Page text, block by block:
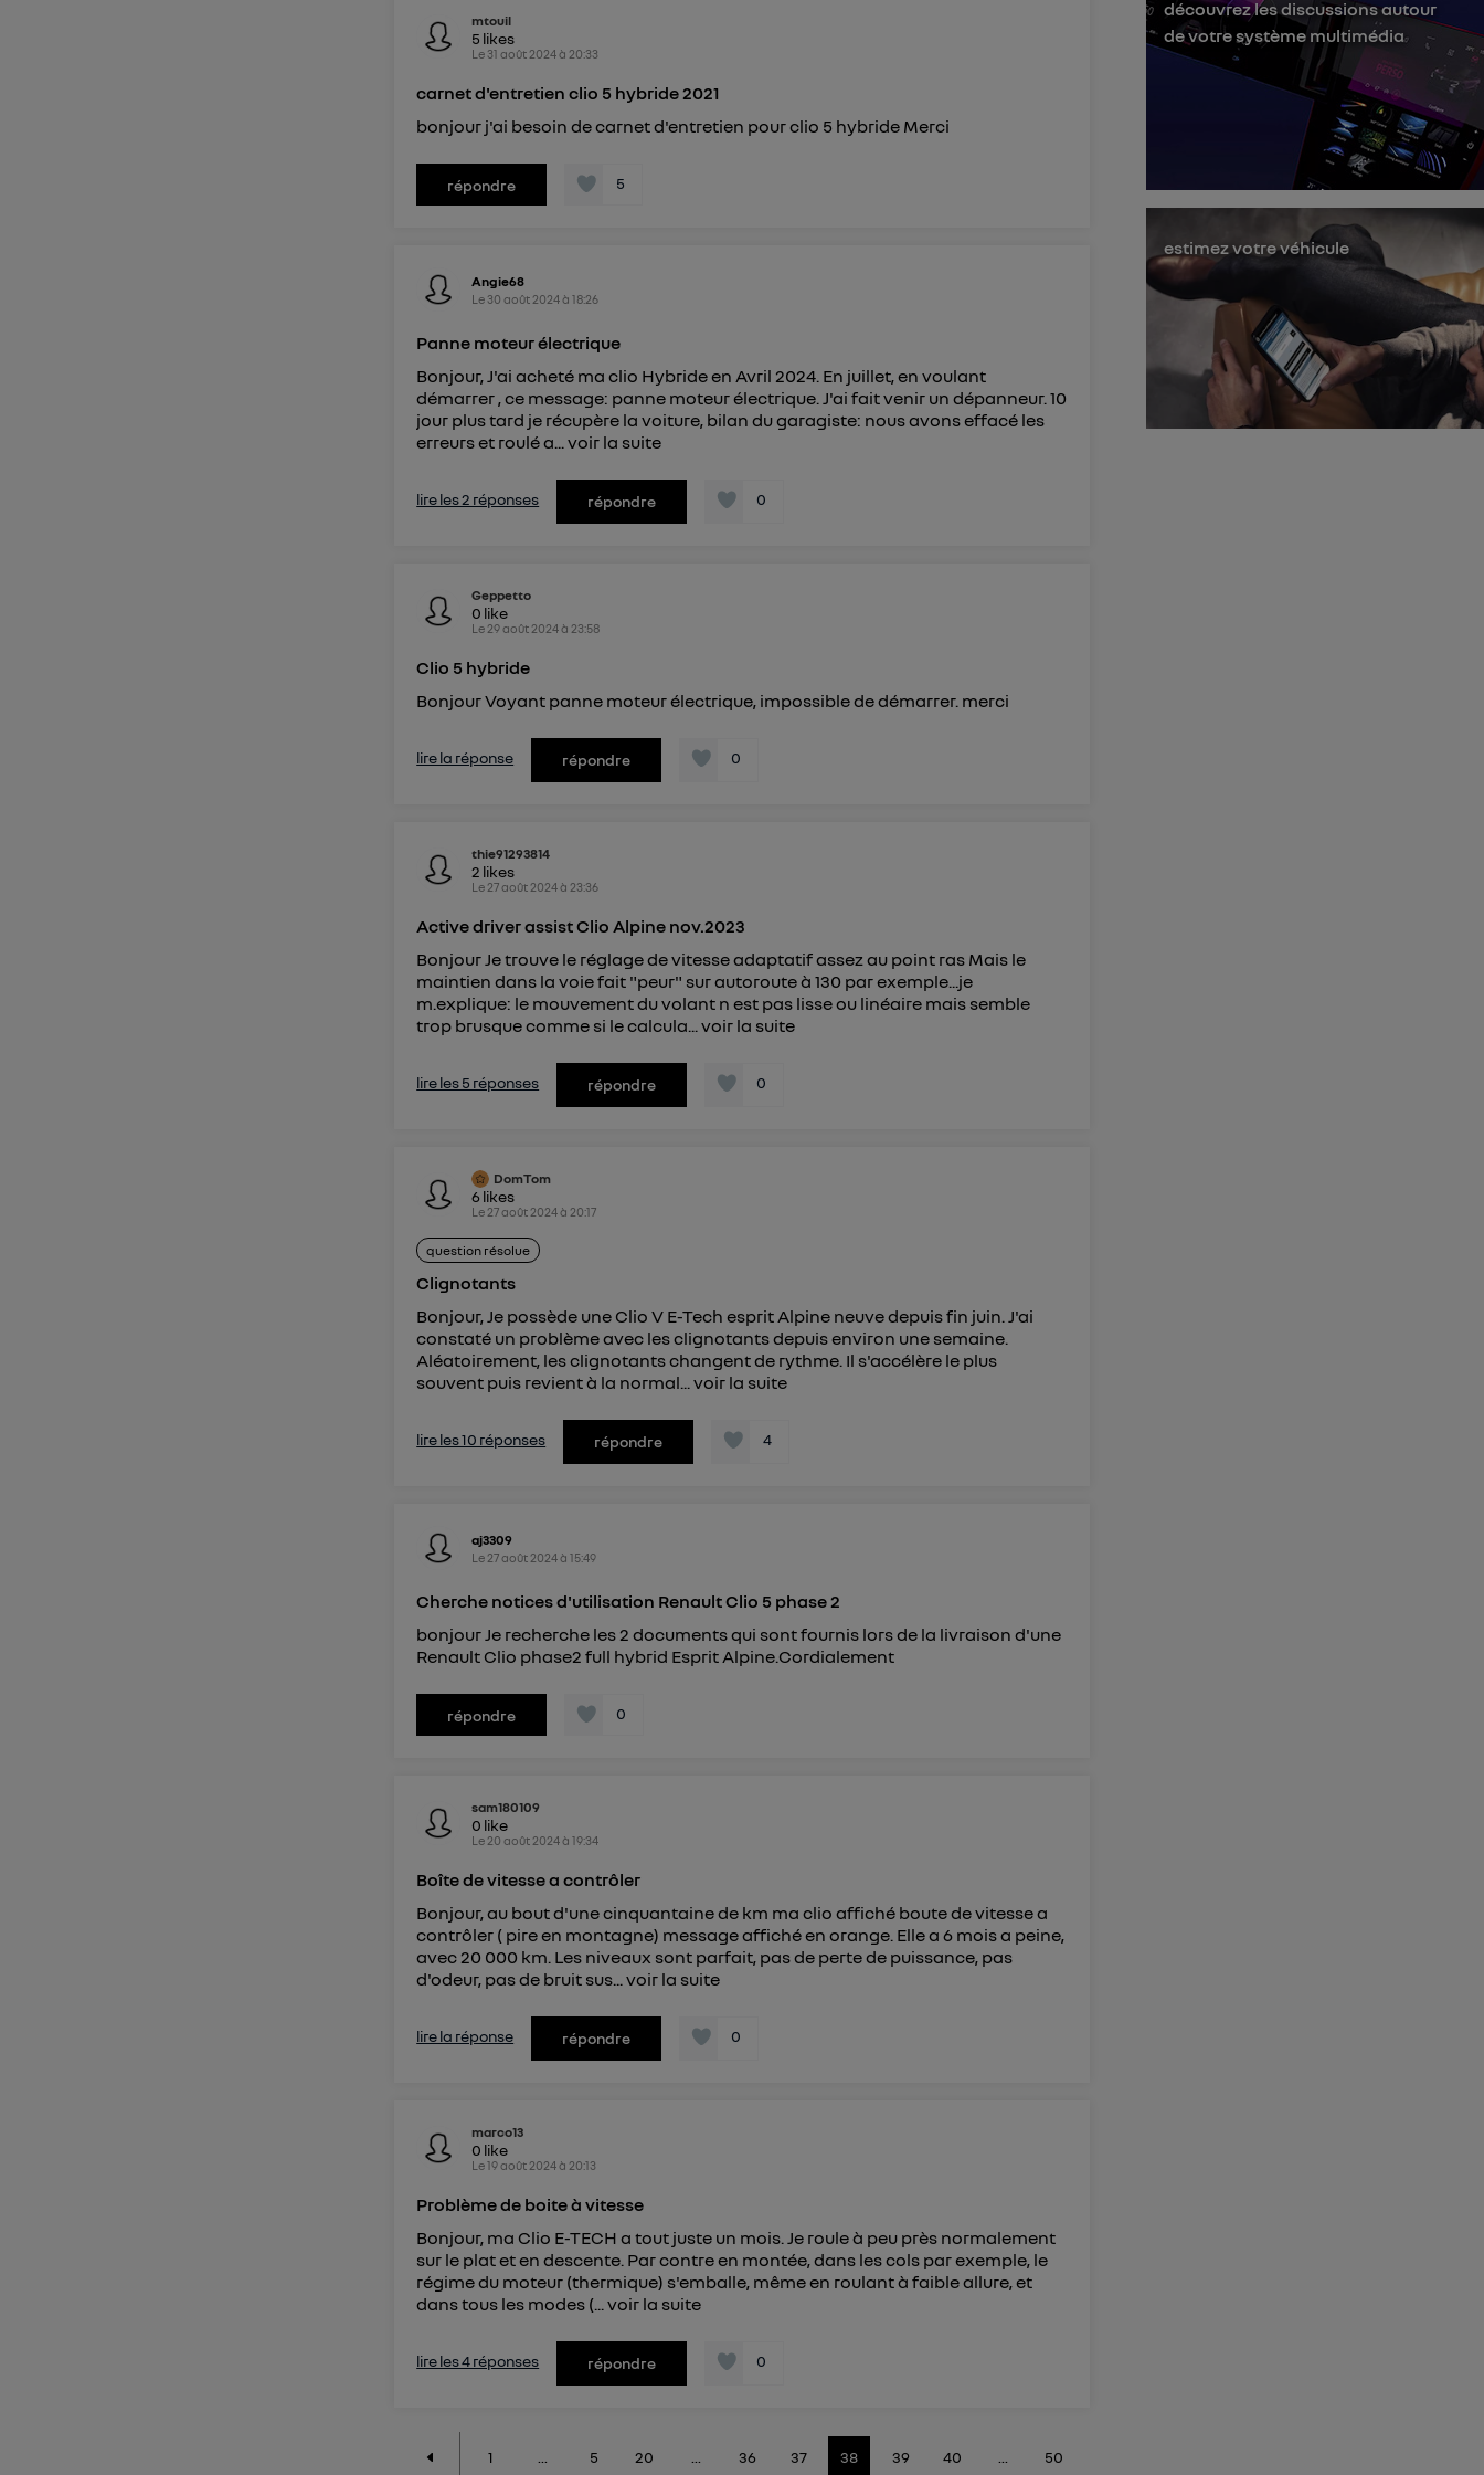
mtouil
5 likes
Le 31 août 2024à 20:33
carnet d'entretien clio 5 hybride 2021
bonjour j'ai besoin de carnet d'entretien pour clio 5 hybride Merci
répondre 5
Angie68
Le 30 août 2024à18:26
Panne moteur électrique
Bonjour, J'ai acheté ma clio Hybride en Avril 2024. En juillet, en voulant
démarrer , ce message: panne moteur électrique. J'ai fait venir un dépanneur. 10
jour plus tard je récupère la voiture, bilan du garagiste: nous avons effacé les
erreurs et roulé a...voir la suite
lire les 2 réponses répondre 0
Geppetto
0 like
Le 29 août 2024à 23:58
Clio 5 hybride
Bonjour Voyant panne moteur électrique, impossible de démarrer. merci
lire la réponse répondre 0
thie91293814
2 likes
Le 27 août 2024à 23:36
Active driver assist Clio Alpine nov.2023
Bonjour Je trouve le réglage de vitesse adaptatif assez au point ras Mais le
maintien dans la voie fait "peur" sur autoroute à 130 par exemple...je
m.explique: le mouvement du volant n est pas lisse ou linéaire mais semble
trop brusque comme si le calcula...voir la suite
lire les 5 réponses répondre 0
DomTom
6 likes
Le 27 août 2024à 20:17
question résolue
Clignotants
Bonjour, Je possède une Clio V E-Tech esprit Alpine neuve depuis fin juin. J'ai
constaté un problème avec les clignotants depuis environ une semaine.
Aléatoirement, les clignotants changent de rythme. Il s'accélère le plus
souvent puis revient à la normal...voir la suite
lire les 10 réponses répondre 4
aj3309
Le 27 août 2024à15:49
Cherche notices d'utilisation Renault Clio 5 phase 2
bonjour Je recherche les 2 documents qui sont fournis lors de la livraison d'une
Renault Clio phase2 full hybrid Esprit Alpine.Cordialement
répondre 0
sam180109
0 like
Le 20 août 2024à19:34
Boîte de vitesse a contrôler
Bonjour, au bout d'une cinquantaine de km ma clio affiché boute de vitesse a
contrôler ( pire en montagne) message affiché en orange. Elle a 6 mois a peine,
avec 20 000 km. Les niveaux sont parfait, pas de perte de puissance, pas
d'odeur, pas de bruit sus...voir la suite
lire la réponse répondre 0
marco13
0 like
Le19 août 2024à 20:13
Problème de boite à vitesse
Bonjour, ma Clio E-TECH a tout juste un mois. Je roule à peu près normalement
sur le plat et en descente. Par contre en montée, dans les cols par exemple, le
régime du moteur (thermique) s'emballe, même en roulant à faible allure, et
dans tous les modes (...voir la suite
lire les 4 réponses répondre 0
1 5 20 36 37 38 39 40 50
découvrez les discussions autour
de votre système multimédia
estimez votre véhicule
Pour uneconnexion foyer
Pour uneconnexion mobile
Vous pouvez à tout moment retirer ce consentement sur
") ou via la page « gérer Utiq » en bas de ce site. Pour plus
d'informations, veuillez consulter